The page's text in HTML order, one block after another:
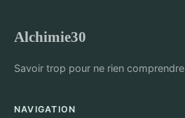
Alchimie30
Savoir trop pour ne rien comprendre
NAVIGATION